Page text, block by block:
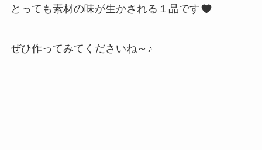
とっても素材の味が生かされる１品です
ぜひ作ってみてくださいね～♪